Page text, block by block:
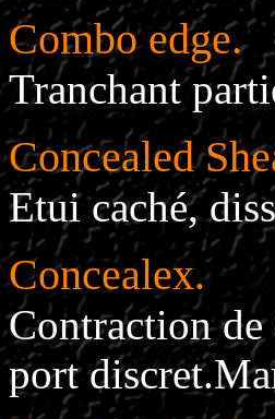
Combo edge.
Tranchant
Concealed
Etui caché,
Concealex.
Contraction
port